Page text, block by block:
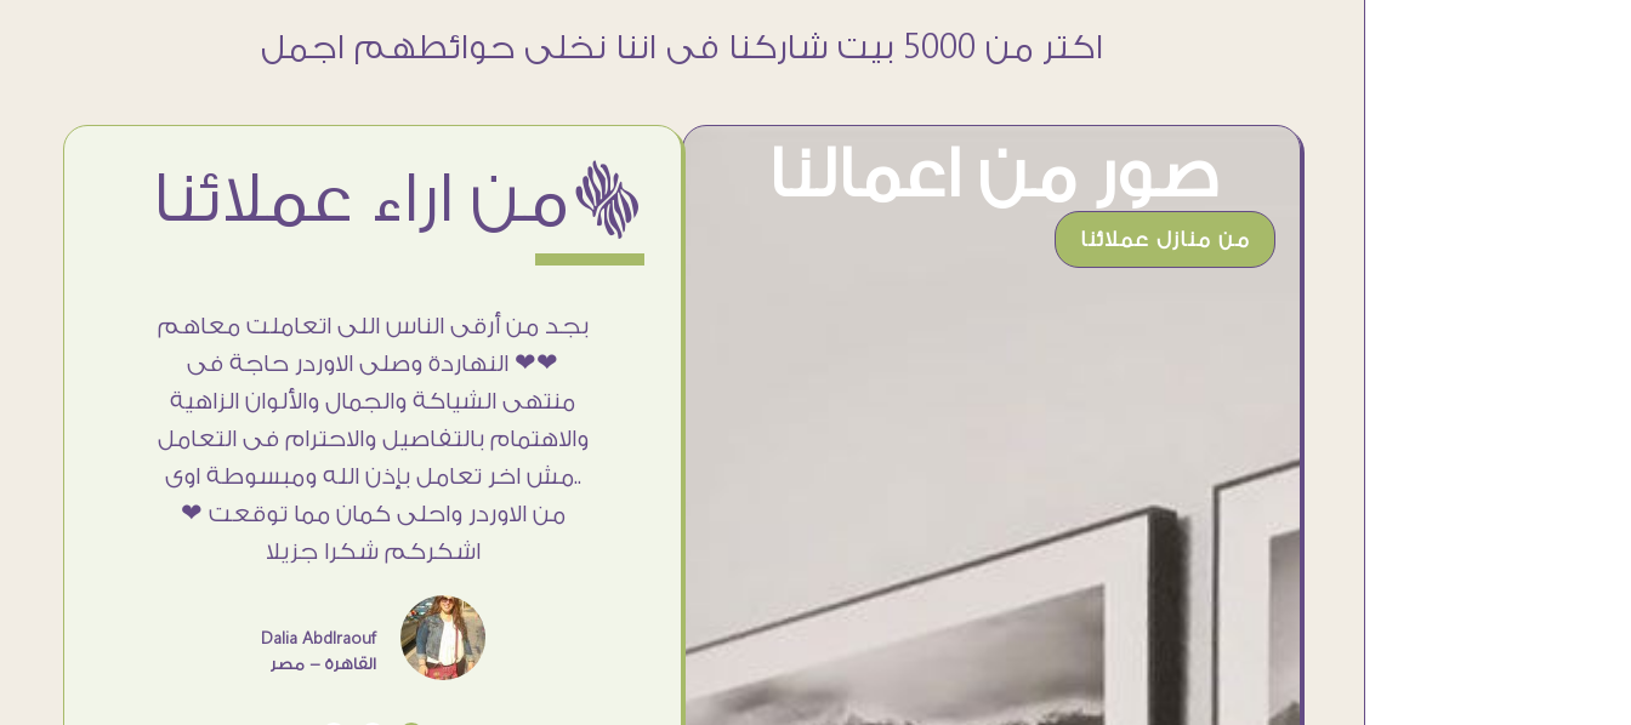
اكتر من 5000 بيت شاركنا فى اننا نخلى حوائطهم اجمل
صور من اعمالنا
من منازل عملائنا
ëمن اراء عملائنا
وإرضاء العميل والخامات والتقفيل وسرعة
التوصيل. بصراحه وبمنتهي الأمانه مكسب
Doaa Elsayd
القاهرة - مصر
بجد من أرقى الناس اللى اتعاملت معاهم
❤❤ النهاردة وصلى الاوردر حاجة فى
منتهى الشياكة والجمال والألوان الزاهية
والاهتمام بالتفاصيل والاحترام فى التعامل
..مش اخر تعامل بإذن الله ومبسوطة اوى
من الاوردر واحلى كمان مما توقعت ❤
اشكركم شكرا جزيلا
Dalia Abdlraouf
القاهرة - مصر